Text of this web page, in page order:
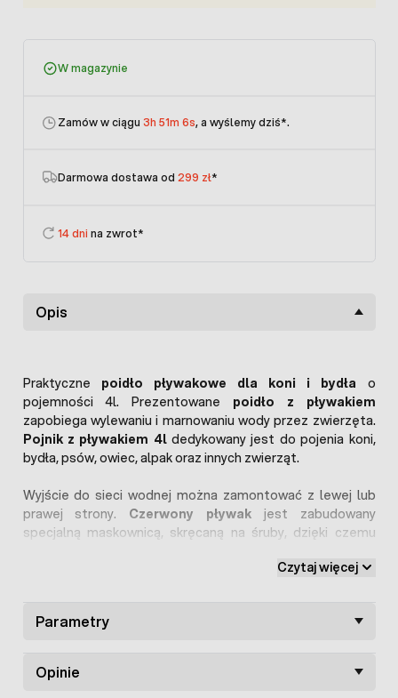
W magazynie
Zamów w ciągu 3h 51m 6s, a wyślemy dziś*.
Darmowa dostawa od 299 zł*
14 dni na zwrot*
Opis
Praktyczne poidło pływakowe dla koni i bydła o
pojemności 4l. Prezentowane poidło z pływakiem
zapobiega wylewaniu i marnowaniu wody przez zwierzęta.
Pojnik z pływakiem 4ldedykowany jest do pojenia koni,
bydła, psów, owiec, alpak oraz innych zwierząt.
Wyjście do sieci wodnej można zamontować z lewej lub
prawej strony. Czerwony pływakjest zabudowany
specjalną maskownicą, skręcaną na śruby, dzięki czemu
znajduje się korek z uszczelką, przydatny szczególnie
Oferowanepoidło pływakowe dla bydła 4l
zostało
czemu jest łatwe w czyszczeniu i dezynfekcji. Jest
wytrzymałe i odporne na trudne warunki oraz uszkodzenia.
Czytaj więcej
Parametry
Opinie